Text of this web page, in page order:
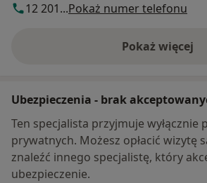
12 201...Pokaż numer telefonu
Pokaż więcej
o adresie
Ubezpieczenia - brak
Ten specjalista przyjmuje wyłącznie
prywatnych. Możesz opłacić wizytę
znaleźć innego specjalistę, który
ubezpieczenie.